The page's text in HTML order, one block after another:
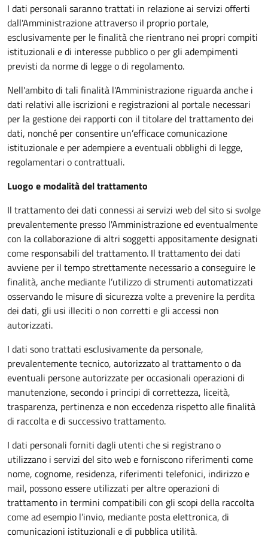
I dati personali saranno trattati in relazione ai servizi offerti
dall'Amministrazione attraverso il proprio portale,
esclusivamente per le finalità che rientrano nei propri compiti
istituzionali e di interesse pubblico o per gli adempimenti
previsti da norme di legge o di regolamento.
Nell'ambito di tali finalità l'Amministrazione riguarda anche i
dati relativi alle iscrizioni e registrazioni al portale necessari
per la gestione dei rapporti con il titolare del trattamento dei
dati, nonché per consentire un’efficace comunicazione
istituzionale e per adempiere a eventuali obblighi di legge,
regolamentari o contrattuali.
Luogo e modalità del trattamento
Il trattamento dei dati connessi ai servizi web del sito si svolge
prevalentemente presso l'Amministrazione ed eventualmente
con la collaborazione di altri soggetti appositamente designati
come responsabili del trattamento. Il trattamento dei dati
avviene per il tempo strettamente necessario a conseguire le
finalità, anche mediante l’utilizzo di strumenti automatizzati
osservando le misure di sicurezza volte a prevenire la perdita
dei dati, gli usi illeciti o non corretti e gli accessi non
autorizzati.
I dati sono trattati esclusivamente da personale,
prevalentemente tecnico, autorizzato al trattamento o da
eventuali persone autorizzate per occasionali operazioni di
manutenzione, secondo i principi di correttezza, liceità,
trasparenza, pertinenza e non eccedenza rispetto alle finalità
di raccolta e di successivo trattamento.
I dati personali forniti dagli utenti che si registrano o
utilizzano i servizi del sito web e forniscono riferimenti come
nome, cognome, residenza, riferimenti telefonici, indirizzo e
mail, possono essere utilizzati per altre operazioni di
trattamento in termini compatibili con gli scopi della raccolta
come ad esempio l’invio, mediante posta elettronica, di
comunicazioni istituzionali e di pubblica utilità.